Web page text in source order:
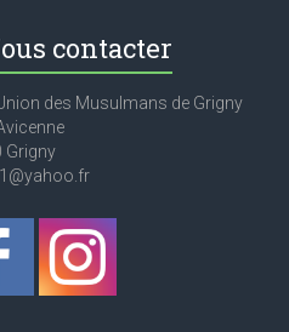
contacter
des Musulmans de Grigny
Grigny